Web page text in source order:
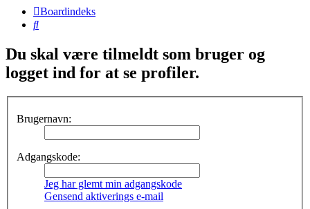
Boardindeks
Søg
Du skal være tilmeldt som bruger og
logget ind for at se profiler.
Brugernavn:
Adgangskode:
Jeg har glemt min adgangskode
Gensend aktiverings e-mail